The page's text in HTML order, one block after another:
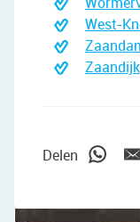
West-
Zaandijk
Delen